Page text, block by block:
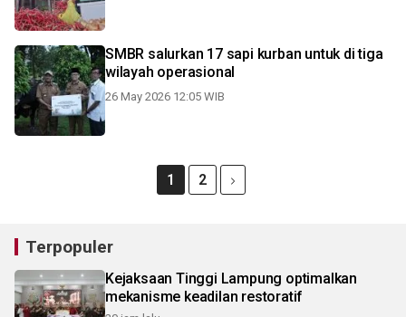
SMBR salurkan 17 sapi kurban untuk di tiga
wilayah operasional
26 May 2026 12:05 WIB
1 2
Terpopuler
Kejaksaan Tinggi Lampung optimalkan
mekanisme keadilan restoratif